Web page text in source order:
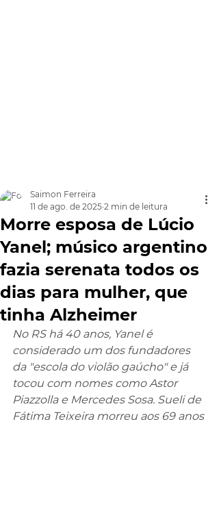
Morre esposa de Lúcio
Yanel; músico argentino
fazia serenata todos os
dias para mulher, que
tinha Alzheimer
Saimon Ferreira
11 de ago. de 2025 2 min de leitura
No RS há 40 anos, Yanel é
considerado um dos fundadores
da "escola do violão gaúcho" e já
tocou com nomes como Astor
Piazzolla e Mercedes Sosa. Sueli de
Fátima Teixeira morreu aos 69 anos